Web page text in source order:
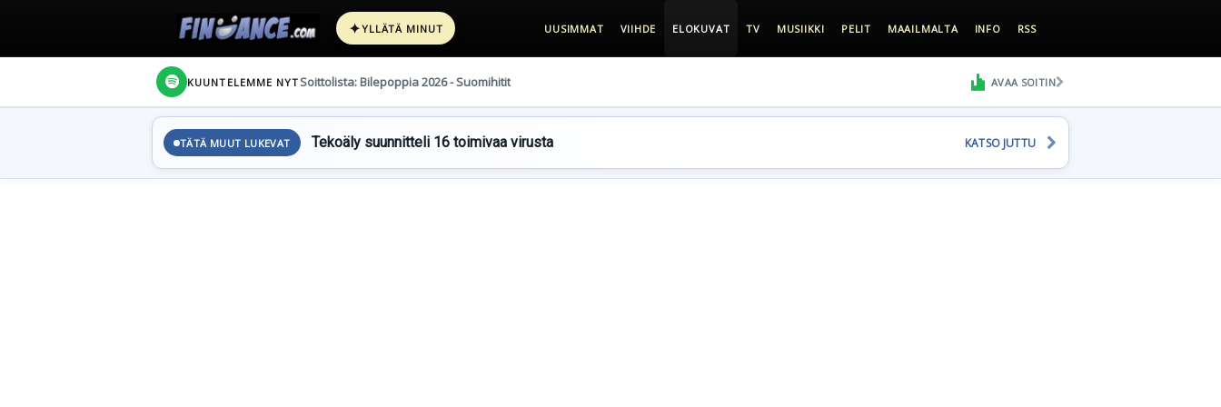
✦YLLÄTÄ MINUT UUSIMMAT VIIHDE ELOKUVAT TV MUSIIKKI PELIT MAAILMALTA INFO RSS
KUUNTELEMME NYT Soittolista: Bilepoppia 2026 - Suomihitit AVAA SOITIN
TÄTÄ MUUT LUKEVAT Tekoäly suunnitteli 16 toimivaa virusta KATSO JUTTU